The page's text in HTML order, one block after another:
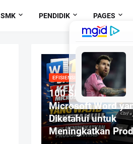
SMK PENDIDIK PAGES
EFISIENSI MENGETIK
100 Shortcut
Microsoft Word
Diketahui untuk
Meningkatkan